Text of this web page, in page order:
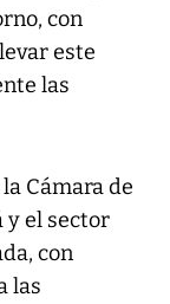
con
este
las
Cámara de
y el sector
con
las